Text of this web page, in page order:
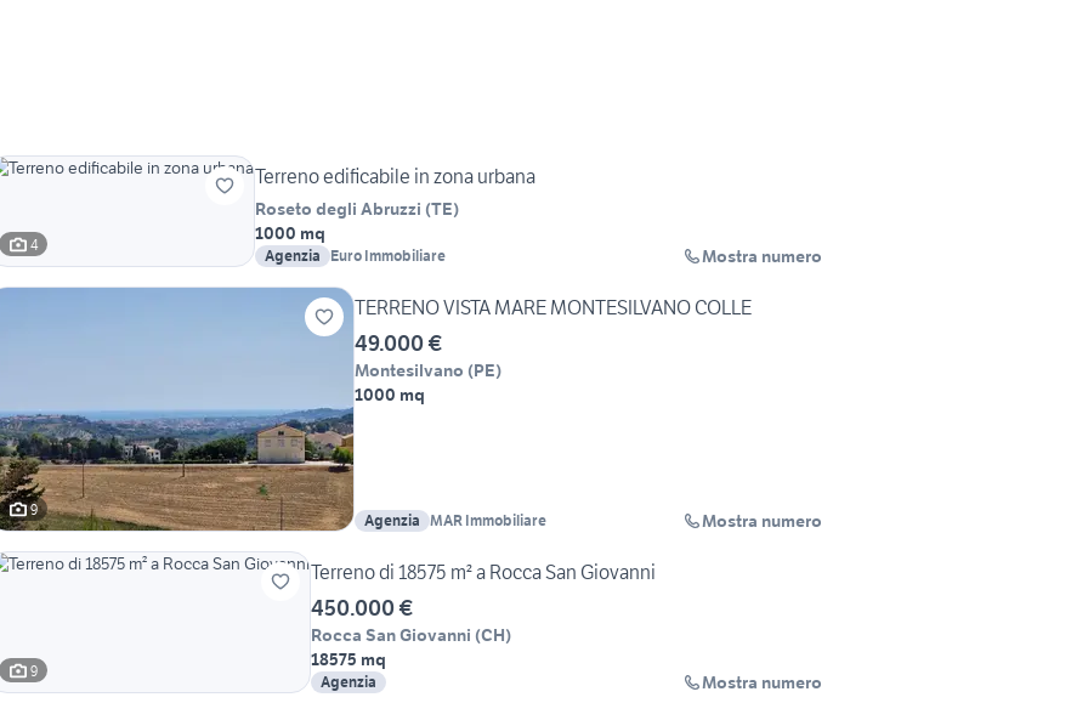
4
Terreno edificabile in zona urbana
Roseto degli Abruzzi (TE)
1000 mq
Agenzia Euro Immobiliare Mostra numero
9
TERRENO VISTA MARE MONTESILVANO COLLE
49.000 €
Montesilvano (PE)
1000 mq
Agenzia MAR Immobiliare Mostra numero
9
Terreno di 18575 m² a Rocca San Giovanni
450.000 €
Rocca San Giovanni (CH)
18575 mq
Agenzia Mostra numero